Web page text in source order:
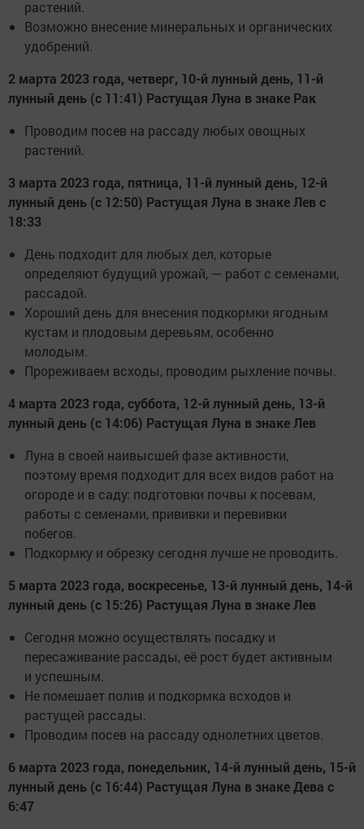
растений.
Возможно внесение минеральных и органических
удобрений.
2 марта 2023 года, четверг, 10-й лунный день, 11-й
лунный день (с 11:41) Растущая Луна в знаке Рак
Проводим посев на рассаду любых овощных
растений.
3 марта 2023 года, пятница, 11-й лунный день, 12-й
лунный день (с 12:50) Растущая Луна в знаке Лев с
18:33
День подходит для любых дел, которые
определяют будущий урожай, — работ с семенами,
рассадой.
Хороший день для внесения подкормки ягодным
кустам и плодовым деревьям, особенно
молодым.
Прореживаем всходы, проводим рыхление почвы.
4 марта 2023 года, суббота, 12-й лунный день, 13-й
лунный день (с 14:06) Растущая Луна в знаке Лев
Луна в своей наивысшей фазе активности,
поэтому время подходит для всех видов работ на
огороде и в саду: подготовки почвы к посевам,
работы с семенами, прививки и перевивки
побегов.
Подкормку и обрезку сегодня лучше не проводить.
5 марта 2023 года, воскресенье, 13-й лунный день, 14-й
лунный день (с 15:26) Растущая Луна в знаке Лев
Сегодня можно осуществлять посадку и
пересаживание рассады, её рост будет активным
и успешным.
Не помешает полив и подкормка всходов и
растущей рассады.
Проводим посев на рассаду однолетних цветов.
6 марта 2023 года, понедельник, 14-й лунный день, 15-й
лунный день (с 16:44) Растущая Луна в знаке Дева с
6:47